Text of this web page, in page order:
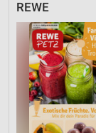
REWE